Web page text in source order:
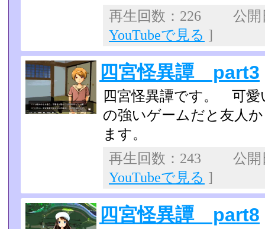
再生回数：226 公
YouTubeで見る ]
四宮怪異譚 part3
四宮怪異譚です。 可愛
の強いゲームだと友人
ます。
再生回数：243 公
YouTubeで見る ]
四宮怪異譚 part8